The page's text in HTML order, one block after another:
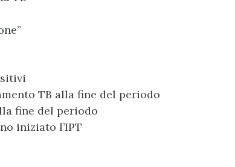
TB alla fine del periodo
fine del periodo
iniziato l’IPT